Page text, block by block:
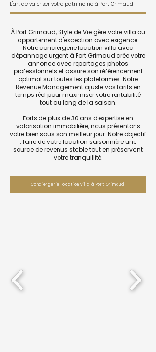
L'art de valoriser votre patrimoine à Port Grimaud
À Port Grimaud, Style de Vie gère votre villa ou
appartement d'exception avec exigence.
Notre conciergerie location villa avec
dépannage urgent à Port Grimaud crée votre
annonce avec reportages photos
professionnels et assure son référencement
optimal sur toutes les plateformes. Notre
Revenue Management ajuste vos tarifs en
temps réel pour maximiser votre rentabilité
tout au long de la saison.
Forts de plus de 30 ans d'expertise en
valorisation immobilière, nous présentons
votre bien sous son meilleur jour. Notre objectif
: faire de votre location saisonnière une
source de revenus stable tout en préservant
votre tranquillité.
Conciergerie location villa à Port Grimaud